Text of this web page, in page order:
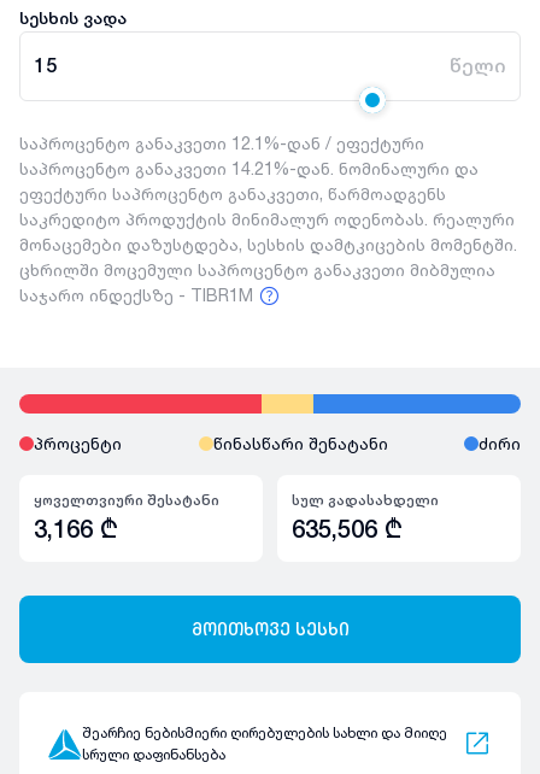
სესხის ვადა
15 წელი
საპროცენტო განაკვეთი 12.1%-დან / ეფექტური
საპროცენტო განაკვეთი 14.21%-დან. ნომინალური და
ეფექტური საპროცენტო განაკვეთი, წარმოადგენს
საკრედიტო პროდუქტის მინიმალურ ოდენობას. რეალური
მონაცემები დაზუსტდება, სესხის დამტკიცების მომენტში.
ცხრილში მოცემული საპროცენტო განაკვეთი მიბმულია
საჯარო ინდექსზე - TIBR1M
პროცენტი წინასწარი შენატანი ძირი
ყოველთვიური შესატანი
3,166 ₾
სულ გადასახდელი
635,506 ₾
მოითხოვე სესხი
შეარჩიე ნებისმიერი ღირებულების სახლი და მიიღე
სრული დაფინანსება